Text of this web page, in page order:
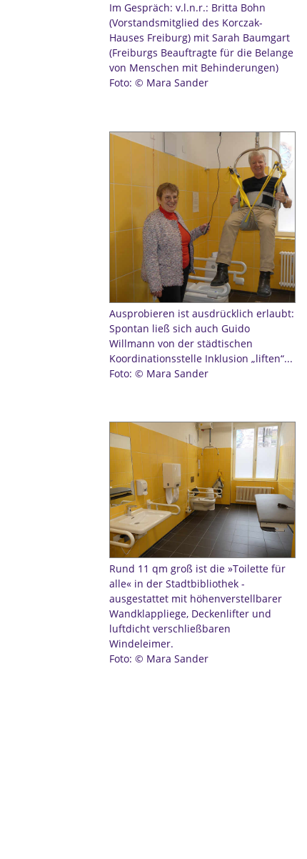
Im Gespräch: v.l.n.r.: Britta Bohn
(Vorstandsmitglied des Korczak-
Hauses Freiburg) mit Sarah Baumgart
(Freiburgs Beauftragte für die Belange
von Menschen mit Behinderungen)
Foto: © Mara Sander
Ausprobieren ist ausdrücklich erlaubt:
Spontan ließ sich auch Guido
Willmann von der städtischen
Koordinationsstelle Inklusion „liften“...
Foto: © Mara Sander
Rund 11 qm groß ist die »Toilette für
alle« in der Stadtbibliothek -
ausgestattet mit höhenverstellbarer
Wandklappliege, Deckenlifter und
luftdicht verschließbaren
Windeleimer.
Foto: © Mara Sander